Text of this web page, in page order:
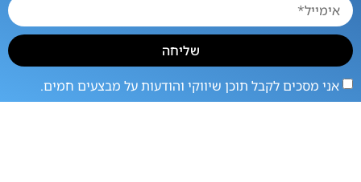
אני מסכים לקבל תוכן שיווקי והודעות על מבצעים חמים.
שליחה